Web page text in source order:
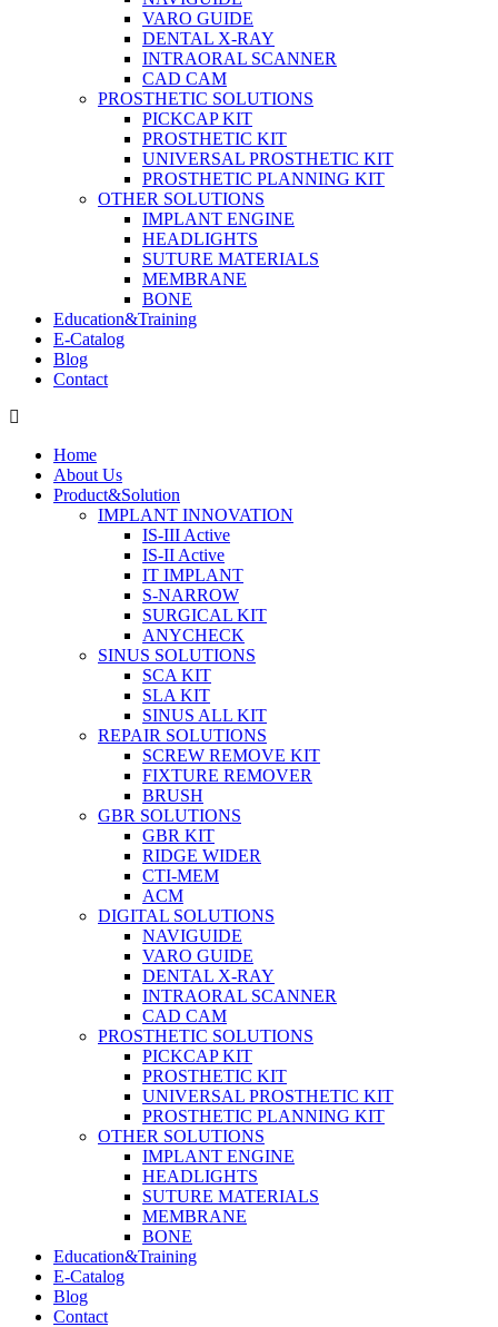
VARO GUIDE
DENTAL X-RAY
INTRAORAL SCANNER
CAD CAM
PROSTHETIC SOLUTIONS
PICKCAP KIT
PROSTHETIC KIT
UNIVERSAL PROSTHETIC KIT
PROSTHETIC PLANNING KIT
OTHER SOLUTIONS
IMPLANT ENGINE
HEADLIGHTS
SUTURE MATERIALS
MEMBRANE
BONE
Education&Training
E-Catalog
Blog
Contact
Home
About Us
Product&Solution
IMPLANT INNOVATION
IS-III Active
IS-II Active
IT IMPLANT
S-NARROW
SURGICAL KIT
ANYCHECK
SINUS SOLUTIONS
SCA KIT
SLA KIT
SINUS ALL KIT
REPAIR SOLUTIONS
SCREW REMOVE KIT
FIXTURE REMOVER
BRUSH​
GBR SOLUTIONS
GBR KIT
RIDGE WIDER
CTI-MEM
ACM
DIGITAL SOLUTIONS
NAVIGUIDE
VARO GUIDE
DENTAL X-RAY
INTRAORAL SCANNER
CAD CAM
PROSTHETIC SOLUTIONS
PICKCAP KIT
PROSTHETIC KIT
UNIVERSAL PROSTHETIC KIT
PROSTHETIC PLANNING KIT
OTHER SOLUTIONS
IMPLANT ENGINE
HEADLIGHTS
SUTURE MATERIALS
MEMBRANE
BONE
Education&Training
E-Catalog
Blog
Contact